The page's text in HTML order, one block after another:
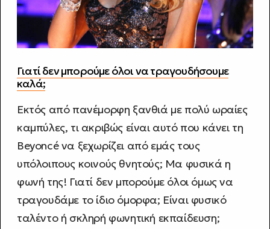
Γιατί δεν μπορούμε όλοι να τραγουδήσουμε
καλά;
Εκτός από πανέμορφη ξανθιά με πολύ ωραίες
καμπύλες, τι ακριβώς είναι αυτό που κάνει τη
Beyoncé να ξεχωρίζει από εμάς τους
υπόλοιπους κοινούς θνητούς; Μα φυσικά η
φωνή της! Γιατί δεν μπορούμε όλοι όμως να
τραγουδάμε το ίδιο όμορφα; Είναι φυσικό
ταλέντο ή σκληρή φωνητική εκπαίδευση;